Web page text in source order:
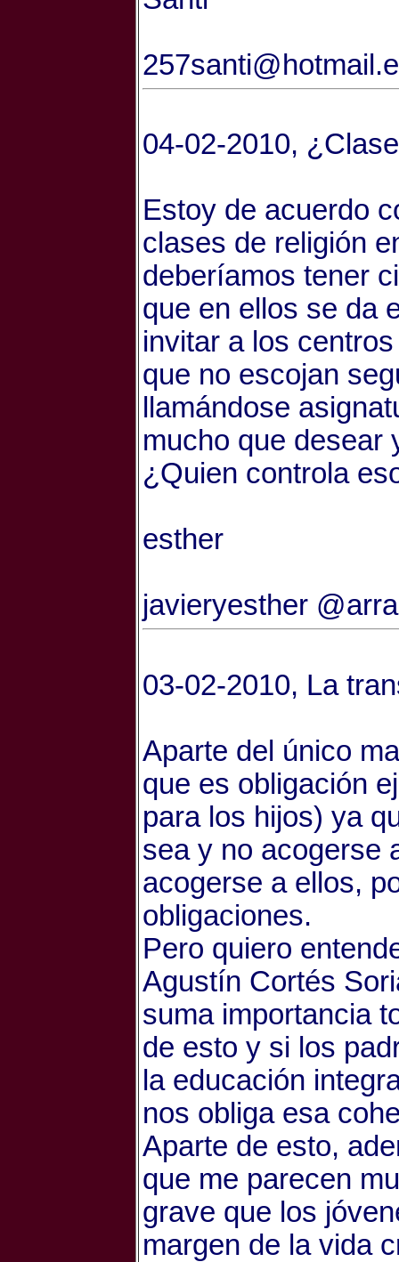
04-02-2010,
Estoy de acuerdo
clases de religión
deberíamos tener
que en ellos se da
invitar a los
que no escojan
llamándose
mucho que desear
¿Quien controla
esther
javieryesther
03-02-2010, La
Aparte del único
que es obligación
para los hijos) ya
sea y no acogerse
acogerse a ellos,
obligaciones.
Pero quiero
Agustín Cortés
suma importancia
de esto y si los
la educación
nos obliga esa
Aparte de esto,
que me parecen
grave que los
margen de la vida